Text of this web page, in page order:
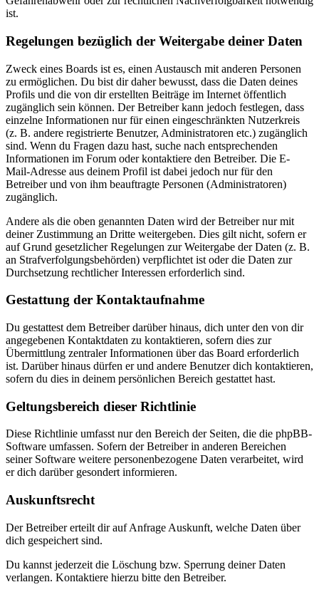
ist.
Regelungen bezüglich der Weitergabe deiner Daten
Zweck eines Boards ist es, einen Austausch mit anderen Personen
zu ermöglichen. Du bist dir daher bewusst, dass die Daten deines
Profils und die von dir erstellten Beiträge im Internet öffentlich
zugänglich sein können. Der Betreiber kann jedoch festlegen, dass
einzelne Informationen nur für einen eingeschränkten Nutzerkreis
(z. B. andere registrierte Benutzer, Administratoren etc.) zugänglich
sind. Wenn du Fragen dazu hast, suche nach entsprechenden
Informationen im Forum oder kontaktiere den Betreiber. Die E-
Mail-Adresse aus deinem Profil ist dabei jedoch nur für den
Betreiber und von ihm beauftragte Personen (Administratoren)
zugänglich.
Andere als die oben genannten Daten wird der Betreiber nur mit
deiner Zustimmung an Dritte weitergeben. Dies gilt nicht, sofern er
auf Grund gesetzlicher Regelungen zur Weitergabe der Daten (z. B.
an Strafverfolgungsbehörden) verpflichtet ist oder die Daten zur
Durchsetzung rechtlicher Interessen erforderlich sind.
Gestattung der Kontaktaufnahme
Du gestattest dem Betreiber darüber hinaus, dich unter den von dir
angegebenen Kontaktdaten zu kontaktieren, sofern dies zur
Übermittlung zentraler Informationen über das Board erforderlich
ist. Darüber hinaus dürfen er und andere Benutzer dich kontaktieren,
sofern du dies in deinem persönlichen Bereich gestattet hast.
Geltungsbereich dieser Richtlinie
Diese Richtlinie umfasst nur den Bereich der Seiten, die die phpBB-
Software umfassen. Sofern der Betreiber in anderen Bereichen
seiner Software weitere personenbezogene Daten verarbeitet, wird
er dich darüber gesondert informieren.
Auskunftsrecht
Der Betreiber erteilt dir auf Anfrage Auskunft, welche Daten über
dich gespeichert sind.
Du kannst jederzeit die Löschung bzw. Sperrung deiner Daten
verlangen. Kontaktiere hierzu bitte den Betreiber.